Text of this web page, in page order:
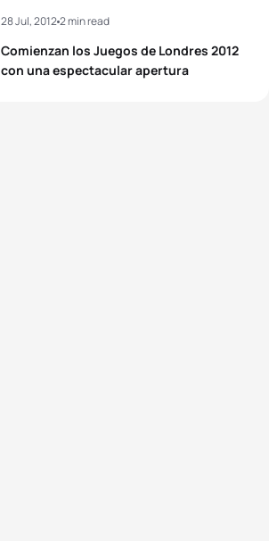
Comienzan los Juegos de Londres 2012
con una espectacular apertura
28 Jul, 20122 min read